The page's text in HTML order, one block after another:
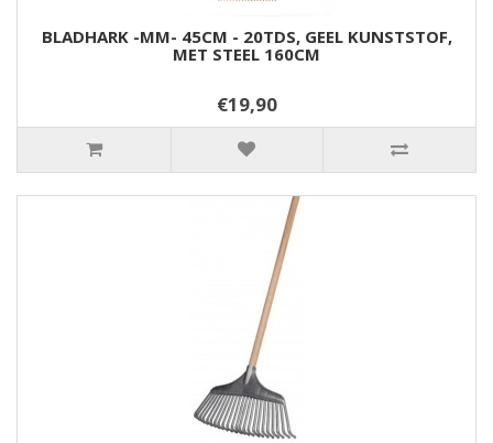
BLADHARK -MM- 45CM - 20TDS, GEEL KUNSTSTOF,
MET STEEL 160CM
€19,90